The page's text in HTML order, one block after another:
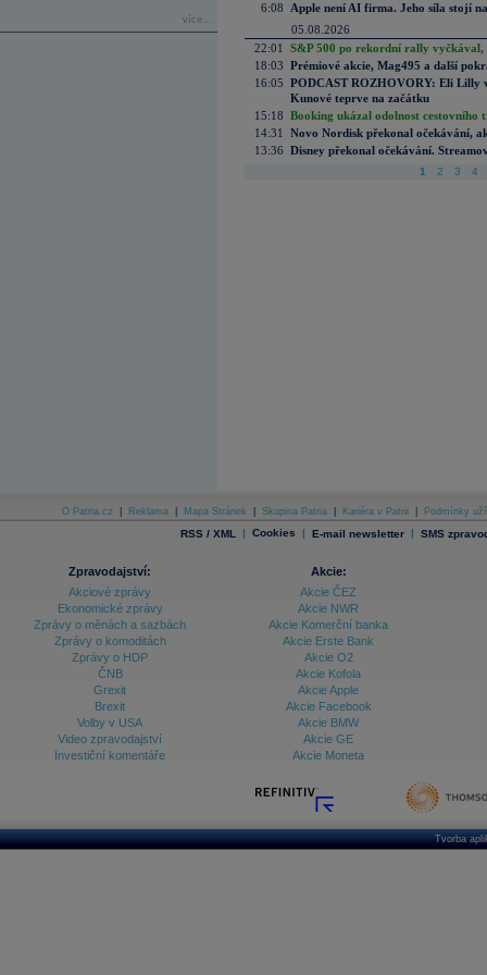
více...
6:08
Apple není AI firma. Jeho síla stojí
05.08.2026
22:01
S&P 500 po rekordní rally vyčkával,
18:03 Prémiové akcie, Mag495 a další
16:05 PODCAST ROZHOVORY: Eli Lilly
Kunové teprve na začátku
15:18 Booking ukázal odolnost cestovního
14:31
Novo Nordisk překonal očekávání,
13:36 Disney překonal očekávání.
1 2 3 4
O Patria.cz Reklama Mapa Stránek Skupina Patria Kariéra v Patrii Podmínky
RSS / XML | Cookies | E-mail newsletter | SMS
Zpravodajství:
Akciové zprávy
Ekonomické zprávy
Zprávy o měnách a sazbách
Zprávy o komoditách
Zprávy o HDP
ČNB
Grexit
Brexit
Volby v USA
Video zpravodajství
Investiční komentáře
Akcie:
Akcie ČEZ
Akcie NWR
Akcie Komerční banka
Akcie Erste Bank
Akcie O2
Akcie Kofola
Akcie Apple
Akcie Facebook
Akcie BMW
Akcie GE
Akcie Moneta
Tvorba